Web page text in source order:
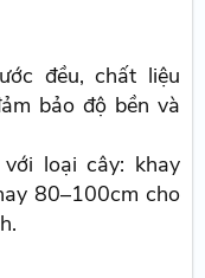
đều, chất liệu
bảo độ bền và
loại cây: khay
80–100cm cho